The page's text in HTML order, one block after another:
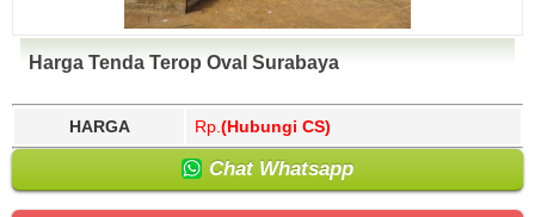
Harga Tenda Terop Oval Surabaya
HARGA Rp. (Hubungi CS)
Chat Whatsapp